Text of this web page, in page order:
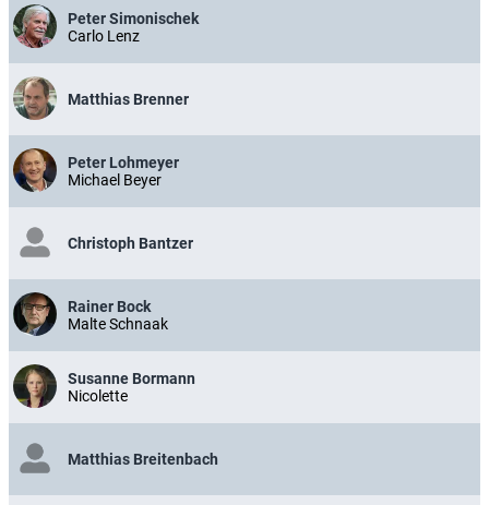
Peter Simonischek
Carlo Lenz
Matthias Brenner
Peter Lohmeyer
Michael Beyer
Christoph Bantzer
Rainer Bock
Malte Schnaak
Susanne Bormann
Nicolette
Matthias Breitenbach